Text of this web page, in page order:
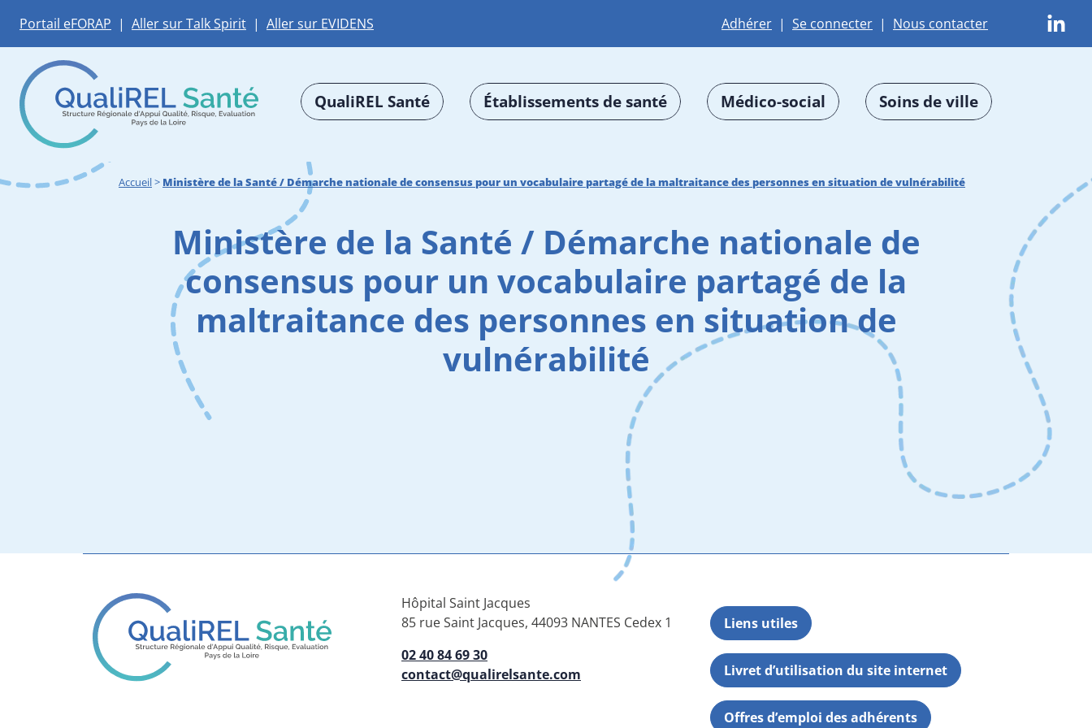
Portail eFORAP | Aller sur Talk Spirit | Aller sur EVIDENS Adhérer | Se connecter | Nous contacter
QualiREL Santé Établissements de santé Médico-social Soins de ville
Accueil> Ministère de la Santé / Démarche nationale de consensus pour un vocabulaire partagé de la maltraitance des personnes en situation de vulnérabilité
Ministère de la Santé / Démarche nationale de
consensus pour un vocabulaire partagé de la
maltraitance des personnes en situation de
vulnérabilité
Hôpital Saint Jacques
85 rue Saint Jacques, 44093 NANTES Cedex 1
02 40 84 69 30
contact@qualirelsante.com
Liens utiles
Livret d’utilisation du site internet
Offres d’emploi des adhérents